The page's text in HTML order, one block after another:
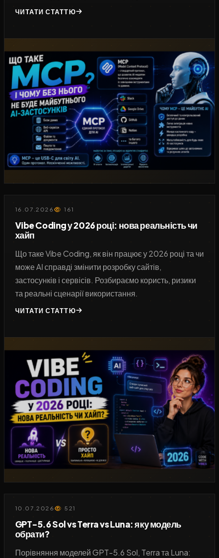
ЧИТАТИ СТАТТЮ
16.07.2026 161
Vibe Coding у 2026 році: нова реальність чи
хайп
Що таке Vibe Coding, як він працює у 2026 році та чи
може AI справді змінити розробку сайтів,
застосунків і сервісів. Розбираємо користь, ризики
та реальні сценарії використання.
ЧИТАТИ СТАТТЮ
10.07.2026 521
GPT-5.6 Sol vs Terra vs Luna: яку модель
обрати?
Порівняння моделей GPT-5.6 Sol, Terra та Luna: